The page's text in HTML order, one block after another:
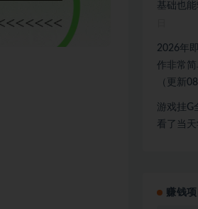
基础也
2026年
作非常
（更新
游戏挂G
看了当天
赚钱